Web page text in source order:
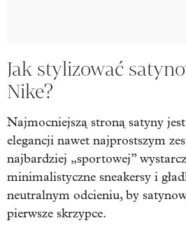
Jak stylizować
Nike?
Najmocniejszą stroną satyny
elegancji nawet najprostszym
najbardziej „sportowej”
minimalistyczne sneakersy i
neutralnym odcieniu, by
pierwsze skrzypce.